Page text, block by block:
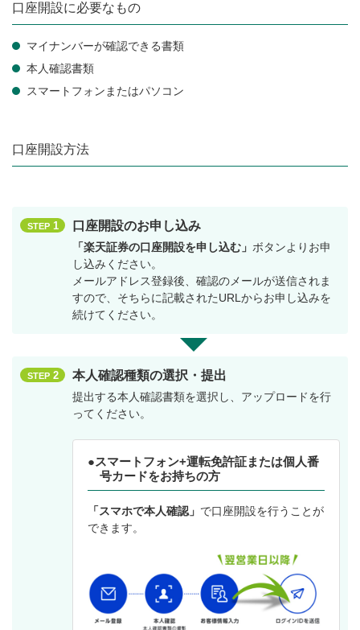
口座開設に必要なもの
マイナンバーが確認できる書類
本人確認書類
スマートフォンまたはパソコン
口座開設方法
STEP 1 口座開設のお申し込み
「楽天証券の口座開設を申し込む」 ボタンよりお申
し込みください。
メールアドレス登録後、確認のメールが送信されま
すので、そちらに記載されたURLからお申し込みを
続けてください。
STEP 2 本人確認種類の選択・提出
提出する本人確認書類を選択し、アップロードを行
ってください。
●スマートフォン+運転免許証または個人番
号カードをお持ちの方
「スマホで本人確認」 で口座開設を行うことが
できます。